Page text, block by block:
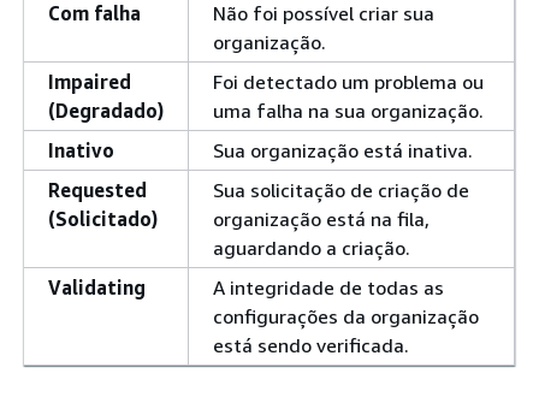
Com falha
Não foi possível criar sua
organização.
Impaired
(Degradado)
Foi detectado um problema ou
uma falha na sua organização.
Inativo
Sua organização está inativa.
Requested
(Solicitado)
Sua solicitação de criação de
organização está na fila,
aguardando a criação.
Validating
A integridade de todas as
configurações da organização
está sendo verificada.